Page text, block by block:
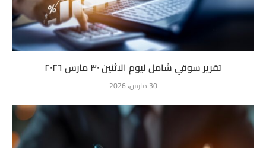
تقرير سوقي شامل ليوم الاثنين ٣٠ مارس ٢٠٢٦
30 مارس، 2026